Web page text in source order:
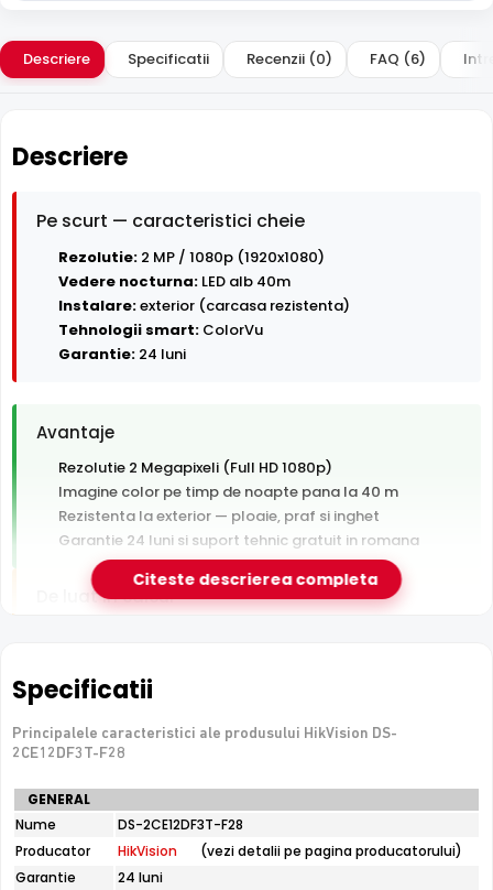
Descriere Specificatii Recenzii (0) FAQ (6)
Descriere
Pe scurt — caracteristici cheie
Rezolutie: 2 MP / 1080p (1920x1080)
Vedere nocturna: LED alb 40m
Instalare:exterior (carcasa rezistenta)
Tehnologii smart: ColorVu
Garantie: 24 luni
Avantaje
Rezolutie 2 Megapixeli (Full HD 1080p)
Imagine color pe timp de noapte pana la 40 m
Rezistenta la exterior — ploaie, praf si inghet
Garantie 24 luni si suport tehnic gratuit in romana
De luat in calcul
e-Camere.ro recomanda acest produs pentru:
curtea si exteriorul casei.
Tehnologie ColorVu
Cu tehnologiaColorVu , HikVision DS-2CE12DF3T-F28
captureaza imagini vivide, color, chiar si in intuneric total,
Citeste descrierea completa
Specificatii
Principalele caracteristici ale produsului HikVision DS-
2CE12DF3T-F28
Specificatii
tehnice
HikVision
DS-
2CE12DF3T-
GENERAL
Nume
DS-2CE12DF3T-F28
Producator
HikVision
(vezi detalii pe pagina producatorului)
Garantie
24 luni